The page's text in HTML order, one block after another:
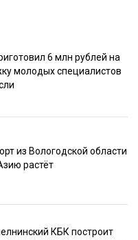
6 млн рублей на
молодых специалистов
из Вологодской области
растёт
КБК построит